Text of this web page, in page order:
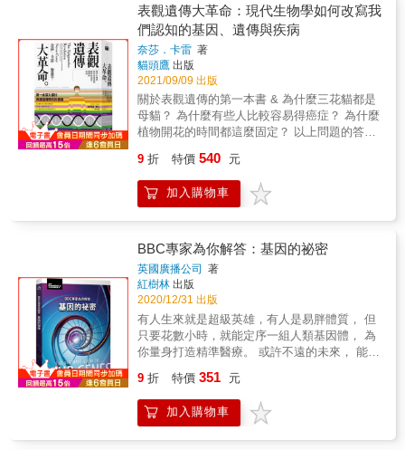
《細胞之歌》引人入勝且深具啟發性，鼓勵我
們重新思考對醫療科學的歷史研究，並想像細
胞生物學可以如何重塑醫學和公共衛生。
──《書評專頁》月刊（BookPage）（加星書
評） & 才華洋溢的故事敘述者&hellip;&hellip;
作者對醫學近期未來的想法（醫學「甚至可能
會創造合成版的細胞，以及人類的各個部
分」）既令人信服又深具啟發，他的敘述中交
是穆克吉又一本佳作。&mdash;&mdash;《出
評） & 穆克吉，醫師、醫學教授，和普立茲獎
得主（萬病之王），能夠以既直接又有趣的方
法解釋困難的觀念&hellip;&hellip;充滿啟發的細
胞生物學之旅&hellip;&hellip;作者的另一本傑
作，我們希望這些精彩之作在未來幾年能夠繼
續增加。&mdash;&mdash;《柯克斯評論》
（Kirkus Reviews）書評雜誌（加星書評） &
合的基因、為達其自私目的而侵犯我們的基
因、相互爭鬥的基因與記載人類遷徙歷史的基
因&hellip;&hellip;全書深入淺出，諧趣盎然，帶
領讀者一窺人類遺傳之堂奧，自2000年出版以
來，一直是遺傳學領域最受歡迎之科普讀物。
再次以其生花妙筆，引領讀者進入生物科學界
奇才、2020年諾貝爾化學獎得主珍妮佛．道納
的世界。 這個世界有合作也有競爭，有學術研
究也有商業競合，有專利大戰也有科研人的情
誼&hellip;&hellip; 足以改變人類世界的CRISPR
基因編輯技術，不僅充滿基因治療與未來醫學
的機會，也饒富各種生物技術應用的商機。 基
因編輯極可能改變人類歷史，所有人都應該一
讀！ 小學六年級的珍妮佛．道納，有天放學回
家時，發現父親在她床上放了一本書名為《雙
大概又是一本自己熱愛的偵探小說。等到某個
下著雨的週六開始看這本書後，她知道，從某
個角度來說，自己猜對了。隨著書頁的翻動，
情，讓道納愈發入迷。後來就算她的高中輔導
老師告訴她女孩子不會成為科學家，她依然決
定朝著科學家之路勇往直前。 想要瞭解大自然
運作方式的渴望以及希望把發現轉為發明的熱
情，一路驅使道納向前走，並邁入了《雙螺
旋》作者詹姆斯．華生所告訴她的，繼他與其
他人共同發現DNA結構之後的最重要生物學進
象，改造成了一項可以改變人類的發明──可以
編輯DNA的簡易工具。被眾人稱為CRISPR的
這項工具，開啟了一個帶來醫藥奇蹟的美麗新
表觀遺傳大革命：現代生物學如何改寫我
們認知的基因、遺傳與疾病
奈莎．卡雷 著
貓頭鷹 出版
2021/09/09 出版
關於表觀遺傳的第一本書 & 為什麼三花貓都是
母貓？ 為什麼有些人比較容易得癌症？ 為什麼
植物開花的時間都這麼固定？ 以上問題的答
博士（前陽明大學副校長）專業審定 ◎新增阮
麗蓉博士（中研院基因體研究中心研究員）更
新二○二一年最新科學發展 & 基因只是一個腳
命的藍圖，以為可以著手解決各種遺傳的疑難
雜症。但時至今日我們仍不確定一些癌症是如
何發生的，也無法解釋同卵雙胞胎的遺傳疾病
發病率並不相等的問題。事實上，比起單純死
板的藍圖，基因更像一部腳本，有著基礎的規
則也保留各種開關的選擇。 & 基因的開關 如同
分化成不同器官的細胞，同樣的基因會因為外
在環境而展現出不同的形態。這樣的與傳統的
遺傳學不同，表觀遺傳關心的是來自DNA、
激素、溫度等外在環境的刺激。這些因外在環
境開關所開啟的型態甚至可能遺傳下去。 & 第
一本深入探討表觀遺傳學的科普書 遺傳學家奈
9 折 特價 540 元
加入購物車
BBC專家為你解答：基因的祕密
英國廣播公司
著
紅樹林 出版
2020/12/31 出版
有人生來就是超級英雄，有人是易胖體質， 但
只要花數小時，就能定序一組人類基因體， 為
你量身打造精準醫療。 或許不遠的未來， 能再
能成真嗎？ 本書精選《BBC知識》國際中文版
關於「基因」的最新研究專題， 揭開DNA的過
去、現在與未來。 & ⊙第一章：基因的祕密
9 折 特價 351 元
加入購物車